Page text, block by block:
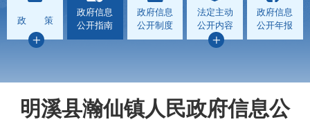
政 策
政府信息
公开指南
政府信息
公开制度
法定主动
公开内容
政府信息
公开年报
明溪县瀚仙镇人民政府信息公